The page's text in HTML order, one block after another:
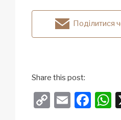
Поділитися
Share this post:
C
E
F